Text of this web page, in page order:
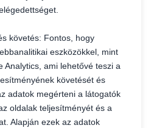
követés: Fontos, hogy
eszközökkel, mint
Analytics, ami lehetővé teszi a
követését és
adatok megérteni a látogatók
oldalak teljesítményét és a
Alapján ezek az adatok